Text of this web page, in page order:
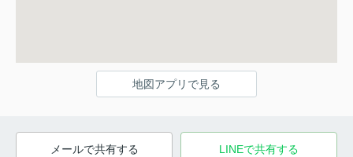
地図アプリで見る
メールで共有する LINEで共有する